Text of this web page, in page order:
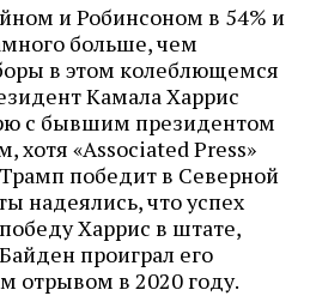
и Робинсоном в 54% и
больше, чем
в этом колеблющемся
Камала Харрис
с бывшим президентом
хотя «Associated Press»
победит в Северной
надеялись, что успех
Харрис в штате,
проиграл его
отрывом в 2020 году.